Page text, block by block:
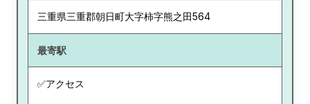
三重県三重郡朝日町大字柿字熊之田564
最寄駅
✅アクセス